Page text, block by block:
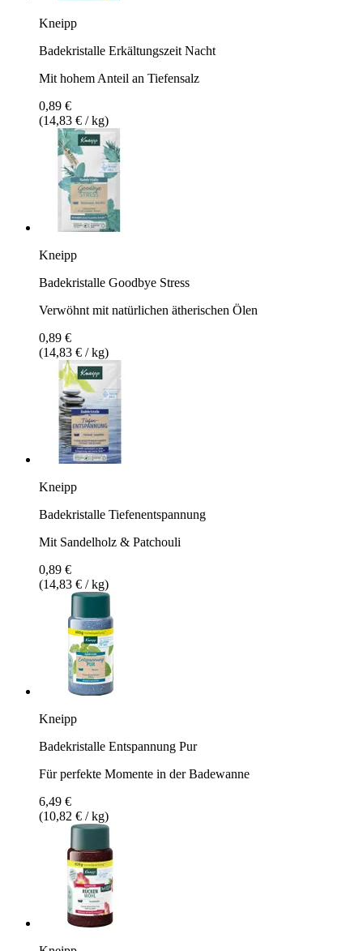
Kneipp
Badekristalle Erkältungszeit Nacht
Mit hohem Anteil an Tiefensalz
0,89 €
(14,83 € / kg)
Kneipp
Badekristalle Goodbye Stress
Verwöhnt mit natürlichen ätherischen Ölen
0,89 €
(14,83 € / kg)
Kneipp
Badekristalle Tiefenentspannung
Mit Sandelholz & Patchouli
0,89 €
(14,83 € / kg)
Kneipp
Badekristalle Entspannung Pur
Für perfekte Momente in der Badewanne
6,49 €
(10,82 € / kg)